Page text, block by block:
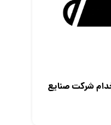
شرکت صنایع